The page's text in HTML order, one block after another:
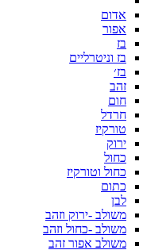
אדום
אפור
בז
בז וניטרליים
בז׳
זהב
חום
חרדל
טורקיז
ירוק
כחול
כחול וטורקיז
כתום
לבן
משולב -ירוק וזהב
משולב -כחול וזהב
משולב אפור זהב